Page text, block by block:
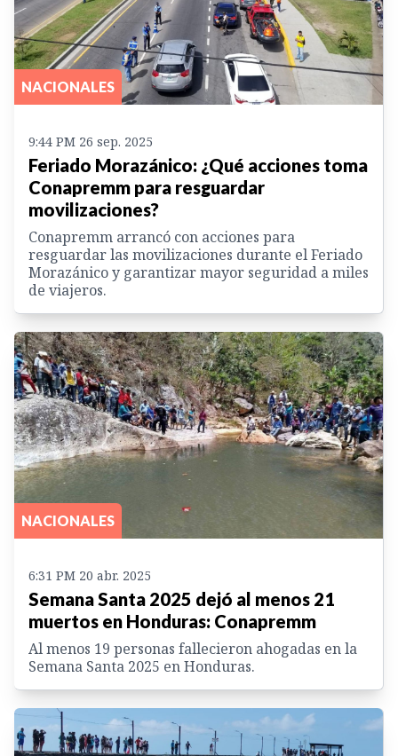
NACIONALES
9:44 PM 26 sep. 2025
Feriado Morazánico: ¿Qué acciones toma
Conapremm para resguardar
movilizaciones?
Conapremm arrancó con acciones para
resguardar las movilizaciones durante el Feriado
Morazánico y garantizar mayor seguridad a miles
de viajeros.
NACIONALES
6:31 PM 20 abr. 2025
Semana Santa 2025 dejó al menos 21
muertos en Honduras: Conapremm
Al menos 19 personas fallecieron ahogadas en la
Semana Santa 2025 en Honduras.